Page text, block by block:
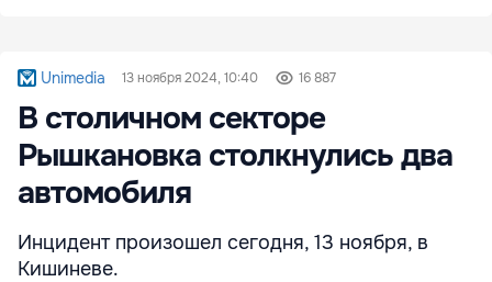
Unimedia 13 ноября 2024, 10:40 16 887
В столичном секторе
Рышкановка столкнулись два
автомобиля
Инцидент произошел сегодня, 13 ноября, в
Кишиневе.